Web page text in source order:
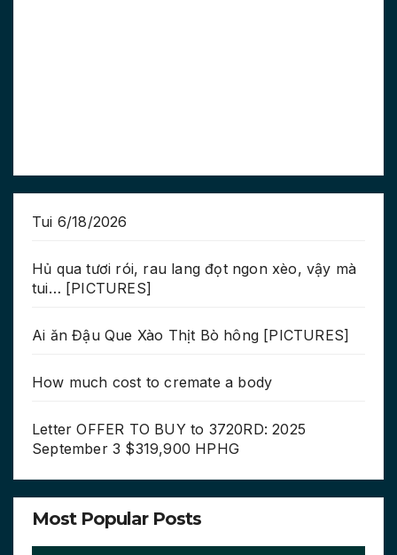
Tui 6/18/2026
Hủ qua tươi rói, rau lang đọt ngon xèo, vậy mà
tui… [PICTURES]
Ai ăn Đậu Que Xào Thịt Bò hông [PICTURES]
How much cost to cremate a body
Letter OFFER TO BUY to 3720RD: 2025
September 3 $319,900 HPHG
Most Popular Posts